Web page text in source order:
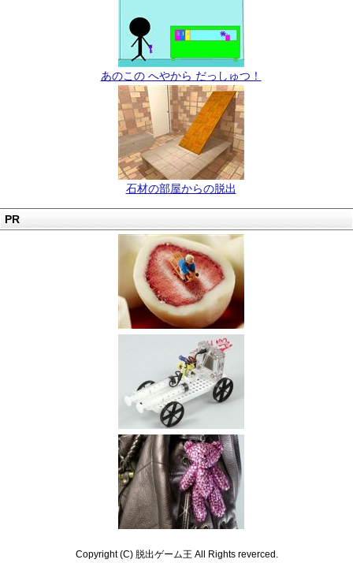
あのこの へやから だっしゅつ！
石材の部屋からの脱出
PR
Copyright (C) 脱出ゲーム王 All Rights reverced.